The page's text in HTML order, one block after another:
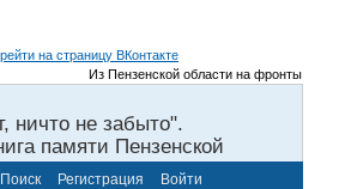
Из Пензенской области на фронты
ничто не забыто".
памяти Пензенской
Поиск Регистрация Войти